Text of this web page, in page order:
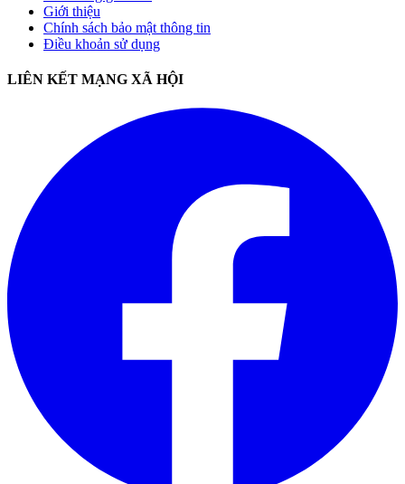
Giới thiệu
Chính sách bảo mật thông tin
Điều khoản sử dụng
LIÊN KẾT MẠNG XÃ HỘI